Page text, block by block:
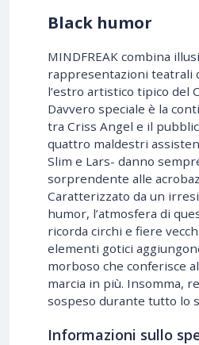
Black humor
MINDFREAK combina
rappresentazioni teatrali
l’estro artistico tipico del
Davvero speciale è la
tra Criss Angel e il
quattro maldestri
Slim e Lars- danno
sorprendente alle
Caratterizzato da un
humor, l’atmosfera di
ricorda circhi e fiere
elementi gotici
morboso che conferisce
marcia in più. Insomma,
sospeso durante tutto lo
Informazioni sullo